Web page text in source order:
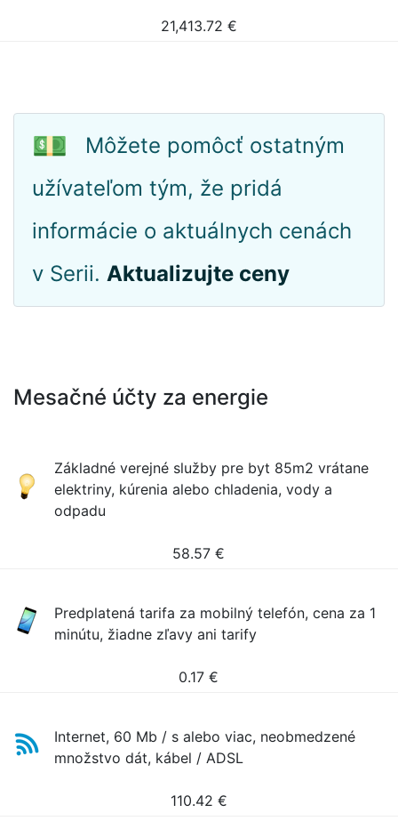
21,413.72 €
💵
Môžete pomôcť ostatným
užívateľom tým, že pridá
informácie o aktuálnych cenách
v Serii. Aktualizujte ceny
Mesačné účty za energie
Základné verejné služby pre byt 85m2 vrátane
elektriny, kúrenia alebo chladenia, vody a
odpadu
58.57 €
Predplatená tarifa za mobilný telefón, cena za 1
minútu, žiadne zľavy ani tarify
0.17 €
Internet, 60 Mb / s alebo viac, neobmedzené
množstvo dát, kábel / ADSL
110.42 €